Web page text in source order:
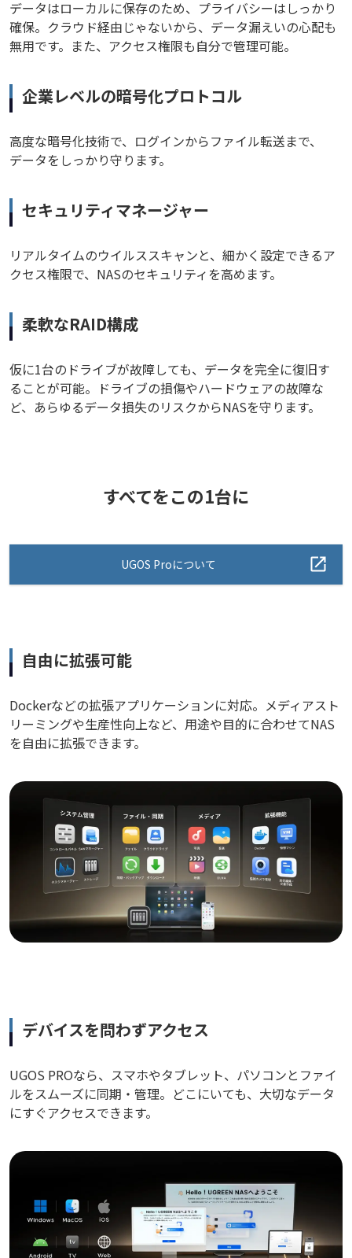
データはローカルに保存のため、プライバシーはしっかり
確保。クラウド経由じゃないから、データ漏えいの心配も
無用です。また、アクセス権限も自分で管理可能。
企業レベルの暗号化プロトコル
高度な暗号化技術で、ログインからファイル転送まで、
データをしっかり守ります。
セキュリティマネージャー
リアルタイムのウイルススキャンと、細かく設定できるア
クセス権限で、NASのセキュリティを高めます。
柔軟なRAID構成
仮に1台のドライブが故障しても、データを完全に復旧す
ることが可能。ドライブの損傷やハードウェアの故障な
ど、あらゆるデータ損失のリスクからNASを守ります。
すべてをこの1台に
UGOS Proについて
自由に拡張可能
Dockerなどの拡張アプリケーションに対応。メディアスト
リーミングや生産性向上など、用途や目的に合わせてNAS
を自由に拡張できます。
デバイスを問わずアクセス
UGOS PROなら、スマホやタブレット、パソコンとファイ
ルをスムーズに同期・管理。どこにいても、大切なデータ
にすぐアクセスできます。